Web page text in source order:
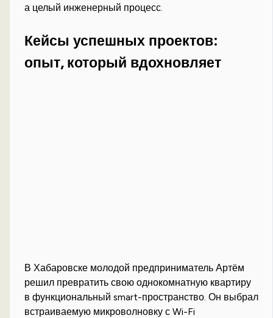
а целый инженерный процесс.
Кейсы успешных проектов:
опыт, который вдохновляет
В Хабаровске молодой предприниматель Артём
решил превратить свою однокомнатную квартиру
в функциональный smart-пространство. Он выбрал
встраиваемую микроволновку с Wi-Fi